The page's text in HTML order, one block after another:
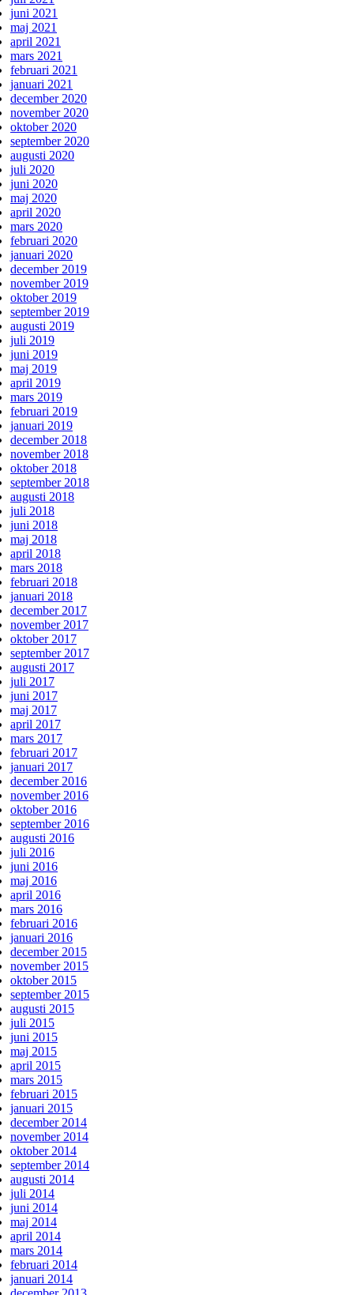
juni 2021
maj 2021
april 2021
mars 2021
februari 2021
januari 2021
december 2020
november 2020
oktober 2020
september 2020
augusti 2020
juli 2020
juni 2020
maj 2020
april 2020
mars 2020
februari 2020
januari 2020
december 2019
november 2019
oktober 2019
september 2019
augusti 2019
juli 2019
juni 2019
maj 2019
april 2019
mars 2019
februari 2019
januari 2019
december 2018
november 2018
oktober 2018
september 2018
augusti 2018
juli 2018
juni 2018
maj 2018
april 2018
mars 2018
februari 2018
januari 2018
december 2017
november 2017
oktober 2017
september 2017
augusti 2017
juli 2017
juni 2017
maj 2017
april 2017
mars 2017
februari 2017
januari 2017
december 2016
november 2016
oktober 2016
september 2016
augusti 2016
juli 2016
juni 2016
maj 2016
april 2016
mars 2016
februari 2016
januari 2016
december 2015
november 2015
oktober 2015
september 2015
augusti 2015
juli 2015
juni 2015
maj 2015
april 2015
mars 2015
februari 2015
januari 2015
december 2014
november 2014
oktober 2014
september 2014
augusti 2014
juli 2014
juni 2014
maj 2014
april 2014
mars 2014
februari 2014
januari 2014